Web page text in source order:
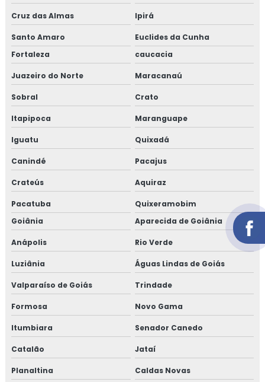
Cruz das Almas Ipirá
Santo Amaro
Euclides da Cunha
Fortaleza
caucacia
Juazeiro do Norte Maracanaú
Sobral Crato
Itapipoca Maranguape
Iguatu Quixadá
Canindé Pacajus
Crateús Aquiraz
Pacatuba
Quixeramobim
Goiânia
Aparecida de Goiânia
Anápolis Rio Verde
Luziânia Águas Lindas de Goiás
Valparaíso de Goiás Trindade
Formosa Novo Gama
Itumbiara Senador Canedo
Catalão Jataí
Planaltina Caldas Novas